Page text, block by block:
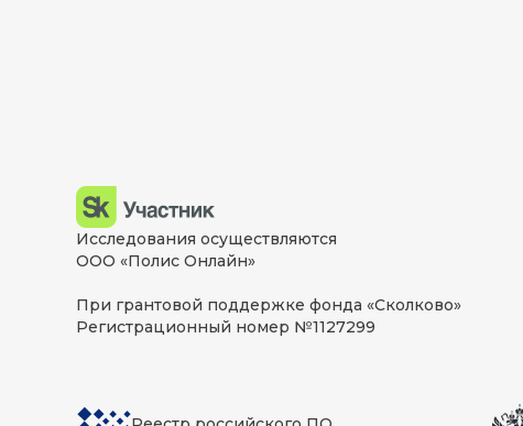
Исследования осуществляются
ООО «Полис Онлайн»
При грантовой поддержке фонда «Сколково»
Регистрационный номер №1127299